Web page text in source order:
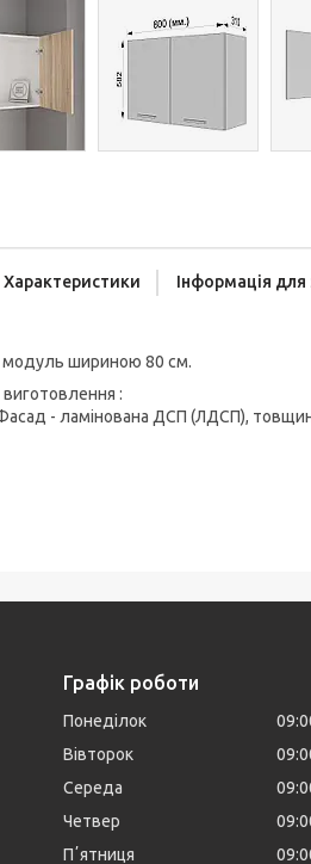
Характеристики Інформація
модуль шириною 80 см.
:
- ламінована ДСП (ЛДСП),
Графік роботи
Понеділок
Вівторок
Середа
Четвер
Пʼятниця